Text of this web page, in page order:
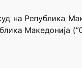
на Република
Македонија